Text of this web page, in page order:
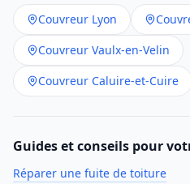
Couvreur Lyon
Couvreur Vaulx-en-Velin
Couvreur Caluire-et-Cuire
Guides et conseils pour
Réparer une fuite de toiture